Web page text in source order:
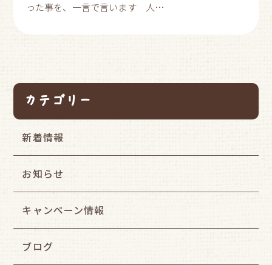
った事を、一言で言います 人…
カテゴリー
新着情報
お知らせ
キャンペーン情報
ブログ